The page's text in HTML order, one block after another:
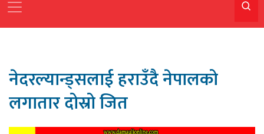
नेदरल्यान्ड्सलाई हराउँदै नेपालको
लगातार दोस्रो जित